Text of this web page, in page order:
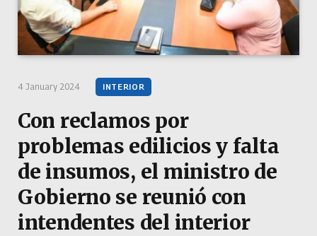
4 January 2024 INTERIOR
Con reclamos por
problemas edilicios y falta
de insumos, el ministro de
Gobierno se reunió con
intendentes del interior